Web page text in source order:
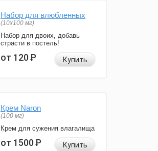
Набор для влюбленных
(10х100 мг)
Набор для двоих, добавь
страсти в постель!
от 120Р Купить
Крем Naron
(100 мг)
Крем для сужения влагалища
от 1500Р Купить